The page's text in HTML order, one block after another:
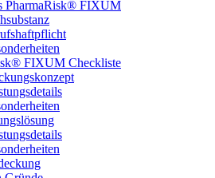
PharmaRisk® FIXUM
FIXUM Checkliste